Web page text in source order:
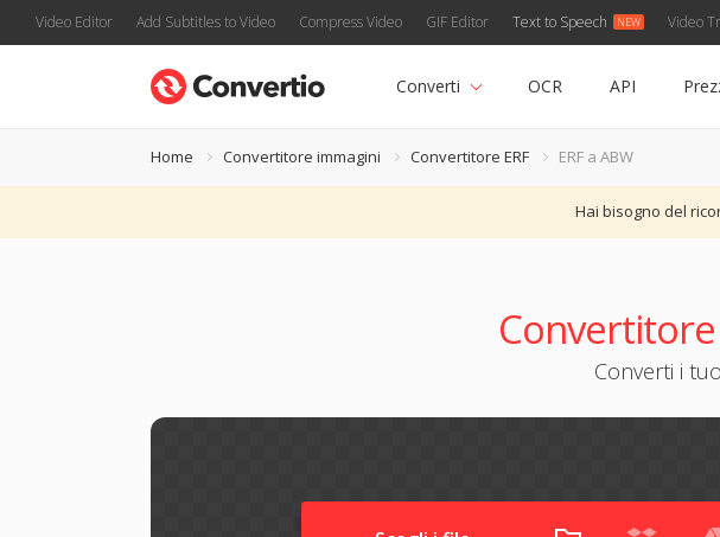
Video Editor Add Subtitles to Video Compress Video GIF Editor Text to Speech Video
Converti OCR API
Home Convertitore immagini Convertitore ERF ERF a ABW
Hai bisogno del
Convertitore
Converti i